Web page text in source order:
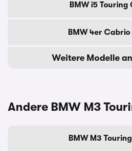
BMW i5 Touring
BMW 4er
Weitere Modelle
Andere BMW M3
BMW M3